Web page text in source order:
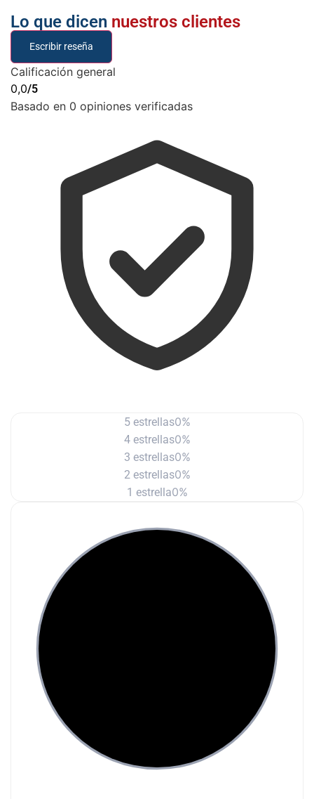
Lo que dicen nuestros clientes
Escribir reseña
Calificación general
0,0/5
Basado en 0 opiniones verificadas
5 estrellas0%
4 estrellas0%
3 estrellas0%
2 estrellas0%
1 estrella0%